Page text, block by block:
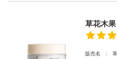
草花木
販売名 : 草